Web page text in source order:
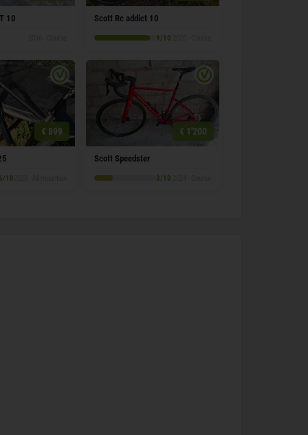
10 Scott Rc addict 10
9/10
€ 899
6/10
€ 1'200
Scott Speedster
3/10